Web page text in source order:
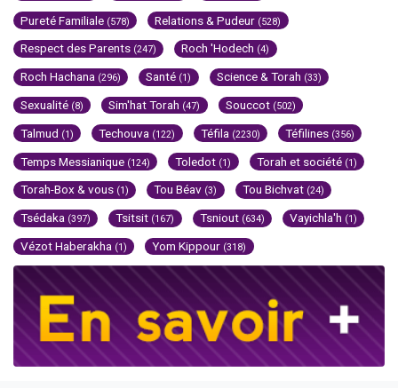
Pureté Familiale (578) Relations & Pudeur (528)
Respect des Parents (247) Roch 'Hodech (4)
Roch Hachana (296) Santé (1) Science & Torah (33)
Sexualité (8) Sim'hat Torah (47) Souccot (502)
Talmud (1) Techouva (122) Téfila (2230) Téfilines (356)
Temps Messianique (124) Toledot (1) Torah et société (1)
Torah-Box & vous (1) Tou Béav (3) Tou Bichvat (24)
Tsédaka (397) Tsitsit (167) Tsniout (634) Vayichla'h (1)
Vézot Haberakha (1) Yom Kippour (318)